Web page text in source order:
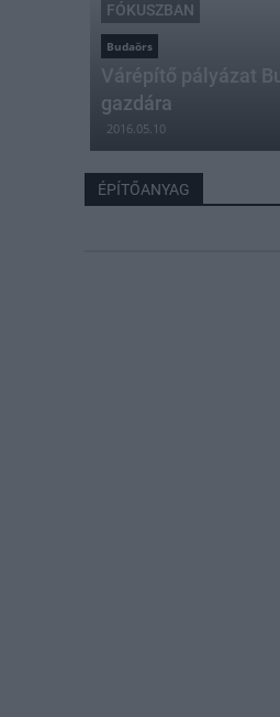
FÓKUSZBAN
Budaörs
Várépítő pályázat
gazdára
2016.05.10
ÉPÍTŐANYAG